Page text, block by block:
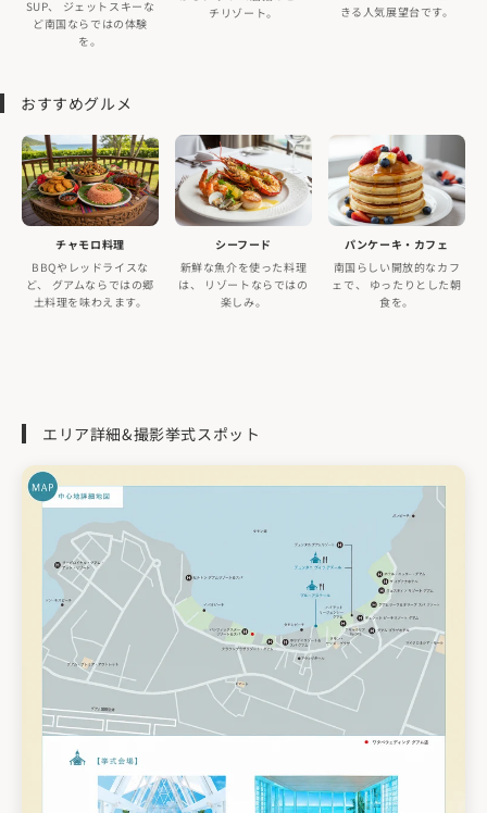
SUP、 ジェットスキーな
ど南国ならではの体験
を。
チリゾート。
きる人気展望台です。
おすすめグルメ
チャモロ料理
BBQやレッドライスな
ど、 グアムならではの郷
土料理を味わえます。
シーフード
新鮮な魚介を使った料理
は、 リゾートならではの
楽しみ。
パンケーキ・カフェ
南国らしい開放的なカフ
ェで、 ゆったりとした朝
食を。
エリア詳細&撮影挙式スポット